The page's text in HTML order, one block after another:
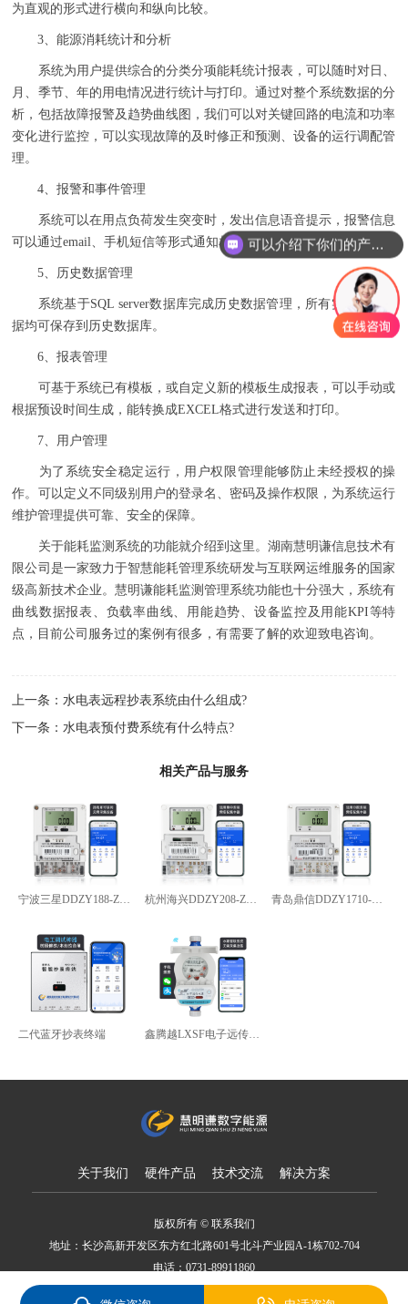
为直观的形式进行横向和纵向比较。
3、能源消耗统计和分析
系统为用户提供综合的分类分项能耗统计报表，可以随时对日、
月、季节、年的用电情况进行统计与打印。通过对整个系统数据的分
析，包括故障报警及趋势曲线图，我们可以对关键回路的电流和功率
变化进行监控，可以实现故障的及时修正和预测、设备的运行调配管
理。
4、报警和事件管理
系统可以在用点负荷发生突变时，发出信息语音提示，报警信息
可以通过email、手机短信等形式通知相关人员。
5、历史数据管理
系统基于SQL server数据库完成历史数据管理，所有实时采样数
据均可保存到历史数据库。
6、报表管理
可基于系统已有模板，或自定义新的模板生成报表，可以手动或
根据预设时间生成，能转换成EXCEL格式进行发送和打印。
7、用户管理
为了系统安全稳定运行，用户权限管理能够防止未经授权的操
作。可以定义不同级别用户的登录名、密码及操作权限，为系统运行
维护管理提供可靠、安全的保障。
关于能耗监测系统的功能就介绍到这里。湖南慧明谦信息技术有
限公司是一家致力于智慧能耗管理系统研发与互联网运维服务的国家
级高新技术企业。慧明谦能耗监测管理系统功能也十分强大，系统有
曲线数据报表、负载率曲线、用能趋势、设备监控及用能KPI等特
点，目前公司服务过的案例有很多，有需要了解的欢迎致电咨询。
上一条：水电表远程抄表系统由什么组成?
下一条：水电表预付费系统有什么特点?
相关产品与服务
宁波三星DDZY188-Z型4G通讯智能电能表杭州海兴DDZY208-Z型RS485通讯智能电能表
青岛鼎信DDZY1710-Z型单
二代蓝牙抄表终端 鑫腾越LXSF电子远传智能水表
关于我们 硬件产品 技术交流 解决方案
版权所有 © 联系我们
地址：长沙高新开发区东方红北路601号北斗产业园A-1栋702-704
电话：0731-89911860
备案号：湘ICP备18007650号
可以介绍下你们的产品么